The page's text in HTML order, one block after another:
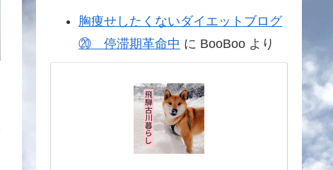
胸痩せしたくないダイエットブログ
⑳ 停滞期革命中 に BooBoo より